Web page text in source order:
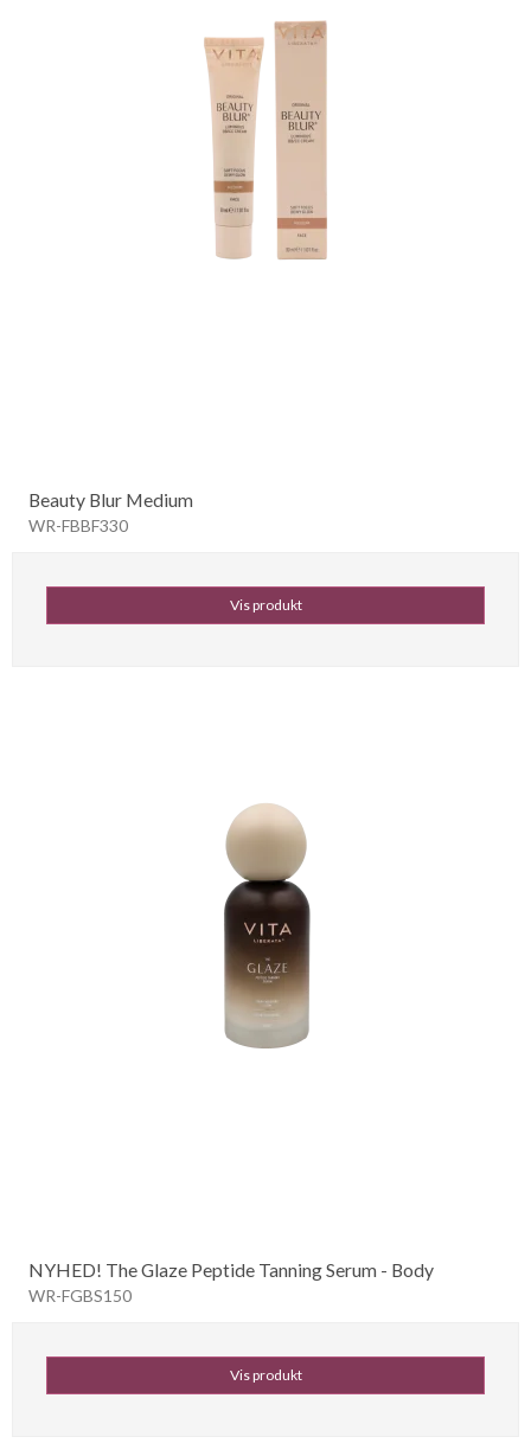
Beauty Blur Medium
WR-FBBF330
Vis produkt
NYHED! The Glaze Peptide Tanning Serum - Body
WR-FGBS150
Vis produkt